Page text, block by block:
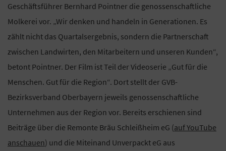
Geschäftsführer Bernhard Pointner die genossenschaftliche
Molkerei vor. „Wir denken und handeln in Generationen. Es
zählt nicht das Quartalsergebnis, sondern die Partnerschaft
zwischen Landwirten, den Mitarbeitern und unseren Kunden“,
betont Pointner. Der Film ist Teil der Videoserie „Gut für die
Menschen. Gut für die Region“. Dort stellt der GVB-
Bezirksverband Oberbayern jeweils genossenschaftliche
Unternehmen aus der Region vor. Bereits erschienen sind
Beiträge über die Remonte Bräu Schleißheim eG (auf YouTube
anschauen) und die Miteinand Unverpackt eG aus